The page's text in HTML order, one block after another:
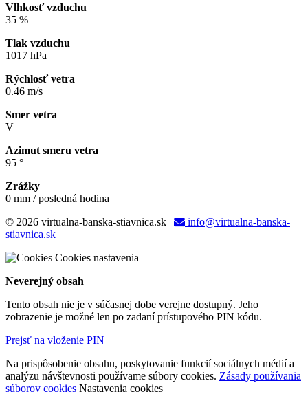
Vlhkosť vzduchu
35 %
Tlak vzduchu
1017 hPa
Rýchlosť vetra
0.46 m/s
Smer vetra
V
Azimut smeru vetra
95 °
Zrážky
0 mm / posledná hodina
© 2026 virtualna-banska-stiavnica.sk |
info@virtualna-banska-
stiavnica.sk
Cookies nastavenia
Neverejný obsah
Tento obsah nie je v súčasnej dobe verejne dostupný. Jeho
zobrazenie je možné len po zadaní prístupového PIN kódu.
Prejsť na vloženie PIN
Na prispôsobenie obsahu, poskytovanie funkcií sociálnych médií a
analýzu návštevnosti používame súbory cookies. Zásady používania
súborov cookies Nastavenia cookies